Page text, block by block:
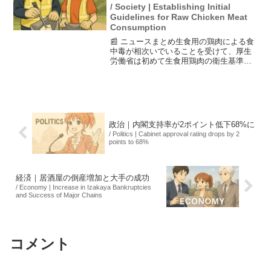
/ Society | Establishing Initial
Guidelines for Raw Chicken Meat
Consumption
📰 ニュースまとめ生食用の鶏肉による食
中毒が相次いでいることを受けて、厚生
労働省は初めて生食用鶏肉の衛生基準に
政治｜内閣支持率が2ポイント低下68%に
/ Politics | Cabinet approval rating drops by 2
points to 68%
経済｜居酒屋の倒産増加と大手の成功
/ Economy | Increase in Izakaya Bankruptcies
and Success of Major Chains
コメント